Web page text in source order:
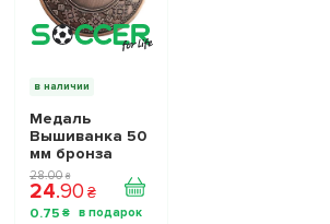
в наличии
Медаль
Вышиванка 50
мм бронза
28.00 ₴
24.90 ₴
0.75 ₴